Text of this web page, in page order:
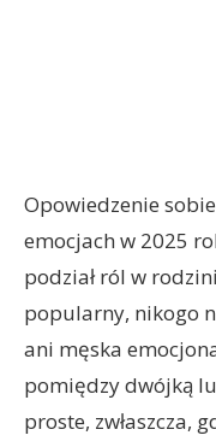
Opowiedzenie
emocjach w 2025
podział ról w
popularny, nikogo
ani męska
pomiędzy dwójką
proste, zwłaszcza,